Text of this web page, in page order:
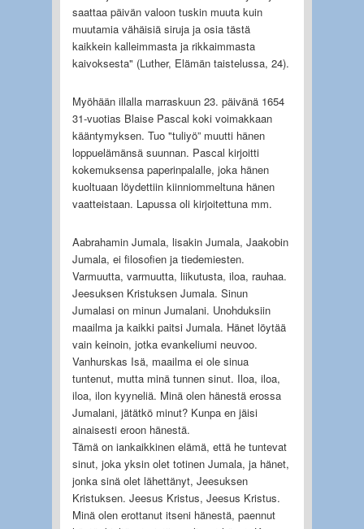
saattaa päivän valoon tuskin muuta kuin
muutamia vähäisiä siruja ja osia tästä
kaikkein kalleimmasta ja rikkaimmasta
kaivoksesta" (Luther, Elämän taistelussa, 24).
Myöhään illalla marraskuun 23. päivänä 1654
31-vuotias Blaise Pascal koki voimakkaan
kääntymyksen. Tuo "tuliyö” muutti hänen
loppuelämänsä suunnan. Pascal kirjoitti
kokemuksensa paperinpalalle, joka hänen
kuoltuaan löydettiin kiinniommeltuna hänen
vaatteistaan. Lapussa oli kirjoitettuna mm.
Aabrahamin Jumala, lisakin Jumala, Jaakobin
Jumala, ei filosofien ja tiedemiesten.
Varmuutta, varmuutta, liikutusta, iloa, rauhaa.
Jeesuksen Kristuksen Jumala. Sinun
Jumalasi on minun Jumalani. Unohduksiin
maailma ja kaikki paitsi Jumala. Hänet löytää
vain keinoin, jotka evankeliumi neuvoo.
Vanhurskas Isä, maailma ei ole sinua
tuntenut, mutta minä tunnen sinut. Iloa, iloa,
iloa, ilon kyyneliä. Minä olen hänestä erossa
Jumalani, jätätkö minut? Kunpa en jäisi
ainaisesti eroon hänestä.
Tämä on iankaikkinen elämä, että he tuntevat
sinut, joka yksin olet totinen Jumala, ja hänet,
jonka sinä olet lähettänyt, Jeesuksen
Kristuksen. Jeesus Kristus, Jeesus Kristus.
Minä olen erottanut itseni hänestä, paennut